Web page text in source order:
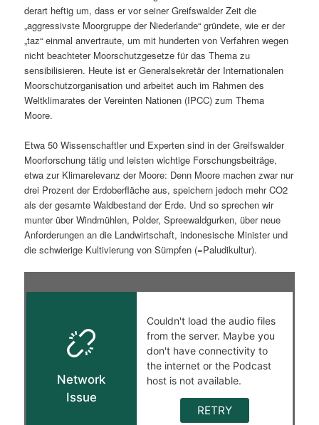
g
e
n
i
n
g
e
n
derart heftig um, dass er vor seiner Greifswalder Zeit die
„aggressivste Moorgruppe der Niederlande“ gründete, wie er der
„taz“ einmal anvertraute, um mit hunderten von Verfahren wegen
nicht beachteter Moorschutzgesetze für das Thema zu
sensibilisieren. Heute ist er Generalsekretär der Internationalen
Moorschutzorganisation und arbeitet auch im Rahmen des
Weltklimarates der Vereinten Nationen (IPCC) zum Thema
Moore.
Etwa 50 Wissenschaftler und Experten sind in der Greifswalder
Moorforschung tätig und leisten wichtige Forschungsbeiträge,
etwa zur Klimarelevanz der Moore: Denn Moore machen zwar nur
drei Prozent der Erdoberfläche aus, speichern jedoch mehr CO2
als der gesamte Waldbestand der Erde. Und so sprechen wir
munter über Windmühlen, Polder, Spreewaldgurken, über neue
Anforderungen an die Landwirtschaft, indonesische Minister und
die schwierige Kultivierung von Sümpfen (=Paludikultur).